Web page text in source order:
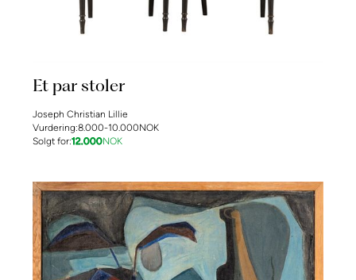
Et par stoler
Joseph Christian Lillie
Vurdering:8.000-10.000NOK
Solgt for:12.000NOK